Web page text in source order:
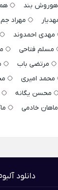
هوروش بند
مهراد جم
مهدی احمدوند
مسلم فتاحی
مرتضی باب
محمد امیری
محسن یگانه
ماهان خادمی
دانلود